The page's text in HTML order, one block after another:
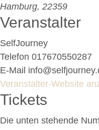
Hamburg, 22359
Veranstalter
SelfJourney
Telefon 017670550287
E-Mail
Veranstalter-Website
Tickets
Die unten stehende